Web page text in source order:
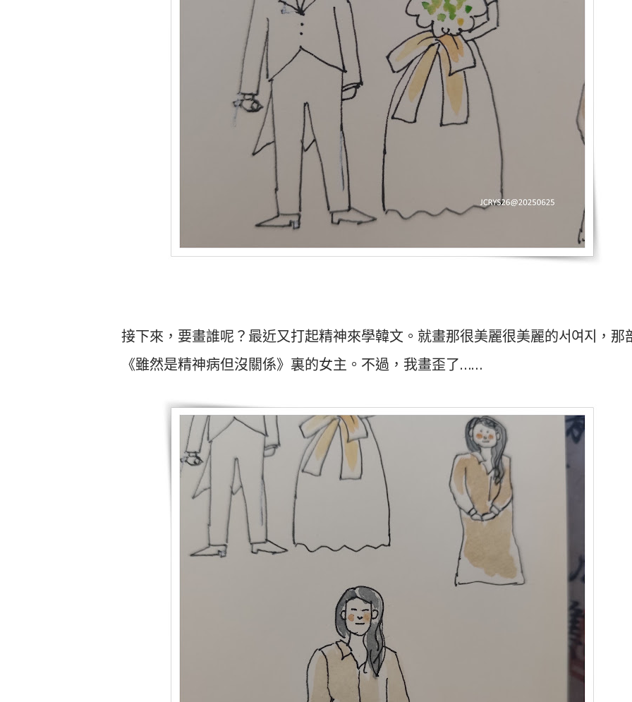
接下來，要畫誰呢？最近又打起精神來學韓文。就畫那很美麗很美麗的서여지，那
《雖然是精神病但沒關係》裏的女主。不過，我畫歪了……